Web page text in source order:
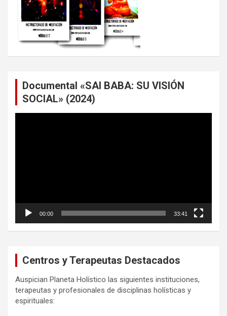
Documental «SAI BABA: SU VISIÓN
SOCIAL» (2024)
00:00 33:41
Centros y Terapeutas Destacados
Auspician Planeta Holístico las siguientes instituciones,
terapeutas y profesionales de disciplinas holísticas y
espirituales: